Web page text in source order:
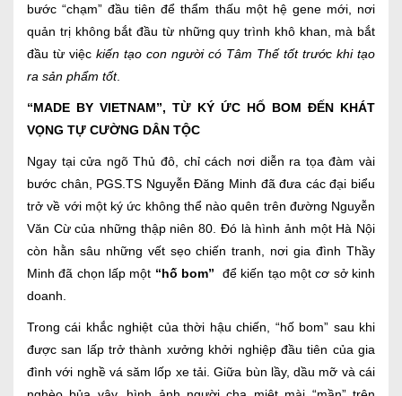
bước “chạm” đầu tiên để thẩm thấu một hệ gene mới, nơi
quản trị không bắt đầu từ những quy trình khô khan, mà bắt
đầu từ việc kiến tạo con người có Tâm Thế tốt trước khi tạo
ra sản phẩm tốt.
“MADE BY VIETNAM”, TỪ KÝ ỨC HỐ BOM ĐẾN KHÁT
VỌNG TỰ CƯỜNG DÂN TỘC
Ngay tại cửa ngõ Thủ đô, chỉ cách nơi diễn ra tọa đàm vài
bước chân, PGS.TS Nguyễn Đăng Minh đã đưa các đại biểu
trở về với một ký ức không thể nào quên trên đường Nguyễn
Văn Cừ của những thập niên 80. Đó là hình ảnh một Hà Nội
còn hằn sâu những vết sẹo chiến tranh, nơi gia đình Thầy
Minh đã chọn lấp một “hố bom” để kiến tạo một cơ sở kinh
doanh.
Trong cái khắc nghiệt của thời hậu chiến, “hố bom” sau khi
được san lấp trở thành xưởng khởi nghiệp đầu tiên của gia
đình với nghề vá săm lốp xe tải. Giữa bùn lầy, dầu mỡ và cái